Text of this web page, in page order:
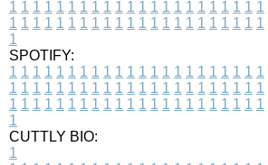
1 1 1 1 1 1 1 1 1 1 1 1 1 1 1 1 1 1 1 1 1 1
1 1 1 1 1 1 1 1 1 1 1 1 1 1 1 1 1 1 1 1 1 1
1
SPOTIFY:
1 1 1 1 1 1 1 1 1 1 1 1 1 1 1 1 1 1 1 1 1 1
1 1 1 1 1 1 1 1 1 1 1 1 1 1 1 1 1 1 1 1 1 1
1 1 1 1 1 1 1 1 1 1 1 1 1 1 1 1 1 1 1 1 1 1
1
CUTTLY BIO:
1